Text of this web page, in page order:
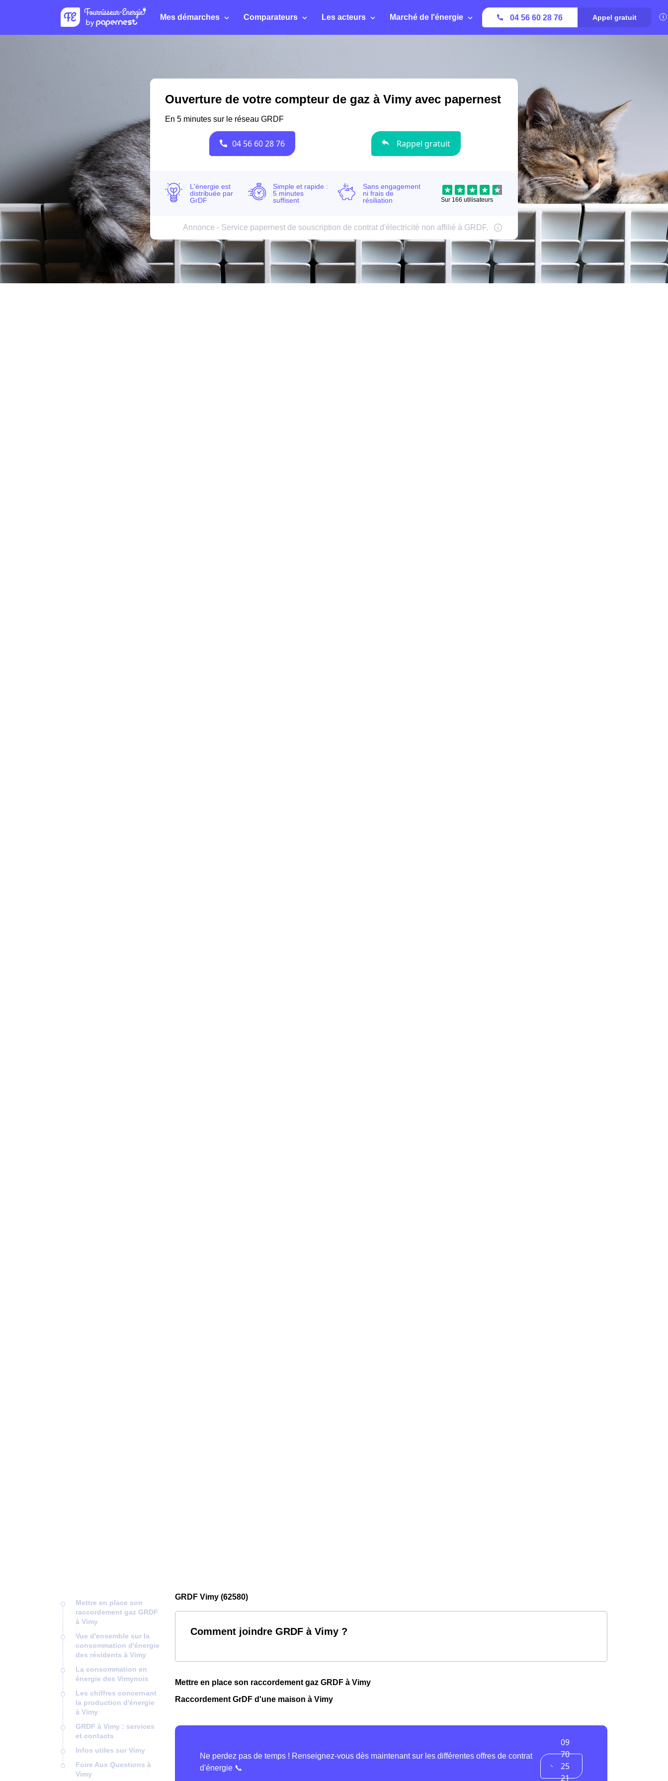
Mes démarches Comparateurs Les acteurs Marché de l'énergie 04 56 60 28 76 Appel gratuit
Mettre en place son
raccordement gaz GRDF
à Vimy
Vue d'ensemble sur la
consommation d'énergie
des résidents à Vimy
La consommation en
énergie des Vimynois
Les chiffres concernant
la production d'énergie
à Vimy
GRDF à Vimy : services
et contacts
Infos utiles sur Vimy
Foire Aux Questions à
Vimy
GRDF Vimy (62580)
Comment joindre GRDF à Vimy ?
Mettre en place son raccordement gaz GRDF à Vimy
Raccordement GrDF d'une maison à Vimy